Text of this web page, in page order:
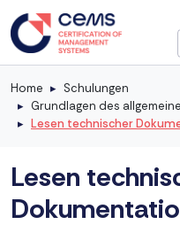
Home
Schulungen
Grundlagen des
Lesen technischer
Lesen